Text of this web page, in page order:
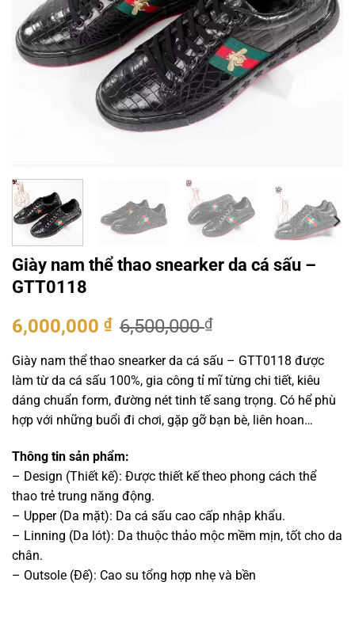
Giày nam thể thao snearker da cá sấu –
GTT0118
6,500,000₫
Giá
là:
6,500,000 ₫.
6,000,000 ₫Giá
tại
là:
6,000,000 ₫.
Giày nam thể thao snearker da cá sấu – GTT0118 được
làm từ da cá sấu 100%, gia công tỉ mĩ từng chi tiết, kiêu
dáng chuẩn form, đường nét tinh tế sang trọng. Có hể phù
hợp với những buổi đi chơi, gặp gỡ bạn bè, liên hoan…
Thông tin sản phẩm:
– Design (Thiết kế): Được thiết kế theo phong cách thể
thao trẻ trung năng động.
– Upper (Da mặt): Da cá sấu cao cấp nhập khẩu.
– Linning (Da lót): Da thuộc thảo mộc mềm mịn, tốt cho da
chân.
– Outsole (Đế): Cao su tổng hợp nhẹ và bền